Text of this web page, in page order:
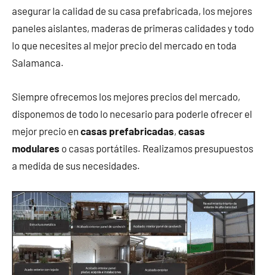
asegurar la calidad de su casa prefabricada, los mejores
paneles aislantes, maderas de primeras calidades y todo
lo que necesites al mejor precio del mercado en toda
Salamanca.
Siempre ofrecemos los mejores precios del mercado,
disponemos de todo lo necesario para poderle ofrecer el
mejor precio en casas prefabricadas, casas
modulares o casas portátiles. Realizamos presupuestos
a medida de sus necesidades.